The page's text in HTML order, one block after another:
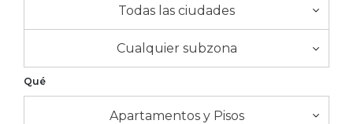
Todas las ciudades
Cualquier subzona
Qué
Apartamentos y Pisos